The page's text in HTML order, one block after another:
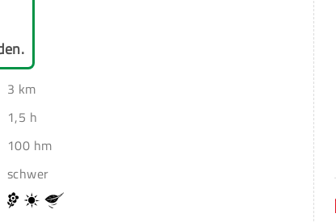
3 km
1,5 h
100 hm
schwer